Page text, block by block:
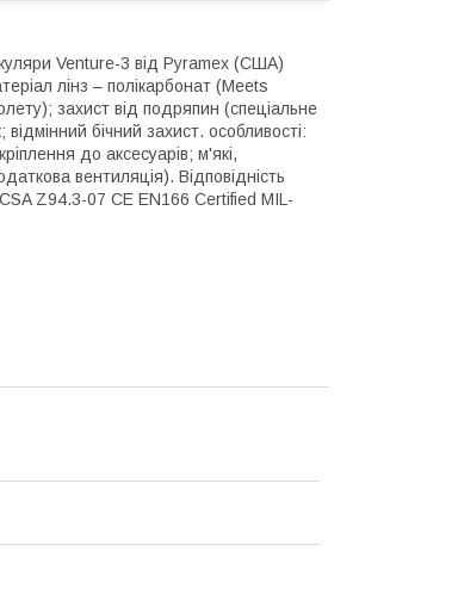
Venture-3 від Pyramex (США)
лінз – полікарбонат (Meets
захист від подряпин (спеціальне
бічний захист. особливості:
до аксесуарів; м'які,
вентиляція). Відповідність
Z94.3-07 CE EN166 Certified MIL-